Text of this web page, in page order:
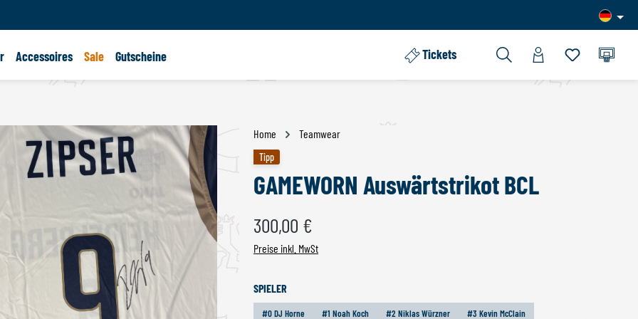
Accessoires Sale Gutscheine Tickets Du hast 0
Home Teamwear
Tipp
GAMEWORN Auswärtstrikot BCL
Regulärer Preis:
300,00 €
Preise inkl. MwSt
SPIELERAUSWÄHLEN
#0 DJ Horne #1 Noah Koch #2 Niklas Würzner #3 Kevin McClain